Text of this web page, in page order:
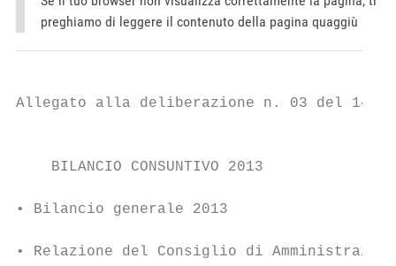
preghiamo di leggere il contenuto della pagina quaggiù
Allegato alla deliberazione n. 03 del 14/
    BILANCIO CONSUNTIVO 2013
• Bilancio generale 2013
• Relazione del Consiglio di